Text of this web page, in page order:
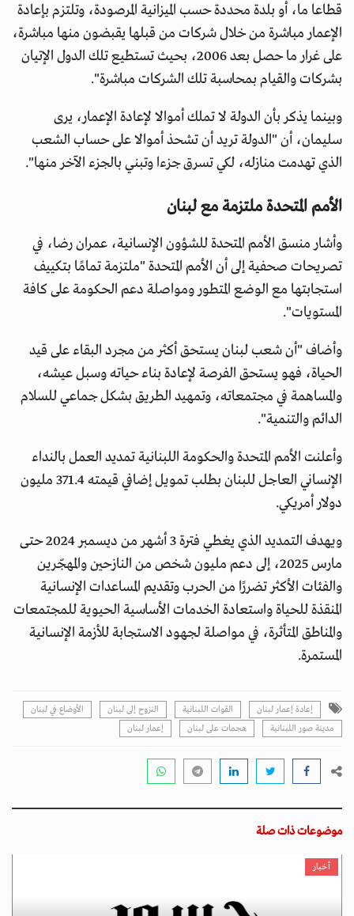
قطاعا ما، أو بلدة محددة حسب الميزانية المرصودة، وتلتزم بإعادة
الإعمار مباشرة من خلال شركات من قبلها يقبضون منها مباشرة،
على غرار ما حصل بعد 2006، بحيث تستطيع تلك الدول الإتيان
بشركات والقيام بمحاسبة تلك الشركات مباشرة".
وبينما يذكر بأن الدولة لا تملك أموالا لإعادة الإعمار، يرى
سليمان، أن "الدولة تريد أن تشحذ أموالا على حساب الشعب
الذي تهدمت منازله، لكي تسرق جزءا وتبني بالجزء الآخر منها".
الأمم المتحدة ملتزمة مع لبنان
وأشار منسق الأمم المتحدة للشؤون الإنسانية، عمران رضا، في
تصريحات صحفية إلى أن الأمم المتحدة "ملتزمة تمامًا بتكييف
استجابتها مع الوضع المتطور ومواصلة دعم الحكومة على كافة
المستويات".
وأضاف "أن شعب لبنان يستحق أكثر من مجرد البقاء على قيد
الحياة، فهو يستحق الفرصة لإعادة بناء حياته وسبل عيشه،
والمساهمة في مجتمعاته، وتمهيد الطريق بشكل جماعي للسلام
الدائم والتنمية".
وأعلنت الأمم المتحدة والحكومة اللبنانية تمديد العمل بالنداء
الإنساني العاجل للبنان بطلب تمويل إضافي قيمته 371.4 مليون
دولار أمريكي.
ويهدف التمديد الذي يغطي فترة 3 أشهر من ديسمبر 2024 حتى
مارس 2025، إلى دعم مليون شخص من النازحين والمهجّرين
والفئات الأكثر تضررًا من الحرب وتقديم المساعدات الإنسانية
المنقذة للحياة واستعادة الخدمات الأساسية الحيوية للمجتمعات
والمناطق المتأثرة، في مواصلة لجهود الاستجابة للأزمة الإنسانية
المستمرة.
إعادة إعمار لبنان القوات اللبنانية النزوح إلى لبنان
الأوضاع في لبنان
مدينة صور اللبنانية
هجمات على لبنان إعمار لبنان
موضوعات ذات صلة
أخبار